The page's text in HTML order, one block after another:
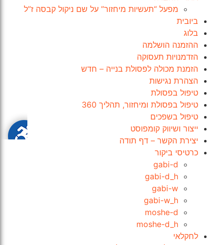
מפעל “תעשיות מיחזור” על שם ניקול קבסה ז”ל
ביובית
בלוג
ההזמנה הושלמה
הזדמנויות תעסוקה
הזמנת מכולה לפסולת בנייה – חדש
הצהרת נגישות
טיפול בפסולת
טיפול בפסולת ומיחזור, תהליך 360
טיפול בשפכים
ייצור ושיווק קומפוסט
יצירת הקשר – דף תודה
כרטיסי ביקור
gabi-d
gabi-d_h
gabi-w
gabi-w_h
moshe-d
moshe-d_h
לחקלאי